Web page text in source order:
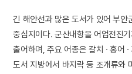
긴 해안선과 많은 도서가 있어 부안
중심지이다. 군산내항을 어업전진
출어하며, 주요 어종은 갈치 · 홍어
도서 지방에서 바지락 등 조개류와